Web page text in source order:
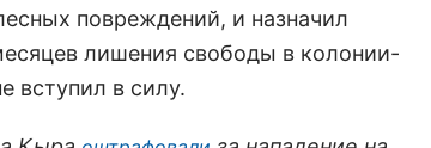
повреждений, и назначил
лишения свободы в колонии-
вступил в силу.